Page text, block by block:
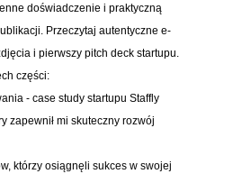
doświadczenie i praktyczną
Przeczytaj autentyczne e-
i pierwszy pitch deck startupu.
części:
- case study startupu Staffly
zapewnił mi skuteczny rozwój
którzy osiągnęli sukces w swojej